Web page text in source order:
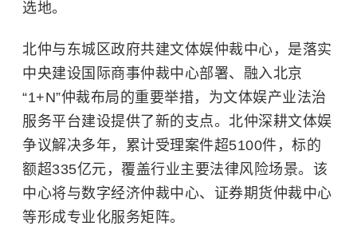
选地。
北仲与东城区政府共建文体娱仲裁中心，是落实
中央建设国际商事仲裁中心部署、融入北京
“1+N”仲裁布局的重要举措，为文体娱产业法治
服务平台建设提供了新的支点。北仲深耕文体娱
争议解决多年，累计受理案件超5100件，标的
额超335亿元，覆盖行业主要法律风险场景。该
中心将与数字经济仲裁中心、证券期货仲裁中心
等形成专业化服务矩阵。